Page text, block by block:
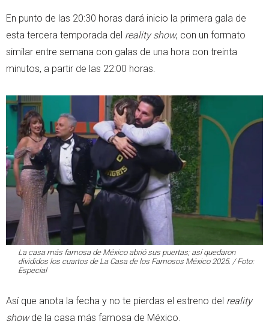
En punto de las 20:30 horas dará inicio la primera gala de
esta tercera temporada del reality show, con un formato
similar entre semana con galas de una hora con treinta
minutos, a partir de las 22:00 horas.
La casa más famosa de México abrió sus puertas; así quedaron
divididos los cuartos de La Casa de los Famosos México 2025. / Foto:
Especial
Así que anota la fecha y no te pierdas el estreno del reality
showde la casa más famosa de México.